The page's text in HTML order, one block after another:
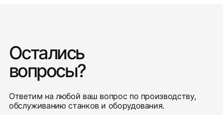
Остались
вопросы?
Ответим на любой ваш вопрос по производству,
обслуживанию станков и оборудования.